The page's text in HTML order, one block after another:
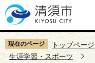
こ
の
ペ
ー
ジ
現在のページ トップページ
生涯学習・スポーツ